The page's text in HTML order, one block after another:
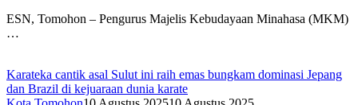
ESN, Tomohon – Pengurus Majelis Kebudayaan Minahasa (MKM)
…
Karateka cantik asal Sulut ini raih emas bungkam dominasi Jepang
dan Brazil di kejuaraan dunia karate